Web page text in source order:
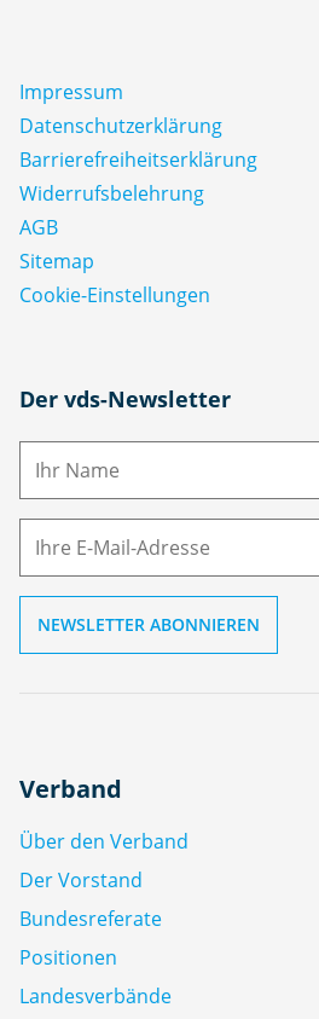
Impressum
Datenschutz­erklärung
Barrierefreiheitserklärung
Widerrufsbelehrung
AGB
Sitemap
Cookie-Einstellungen
Der vds-Newsletter
N
M
Verband
Über den Verband
Der Vorstand
Bundesreferate
Positionen
Landesverbände